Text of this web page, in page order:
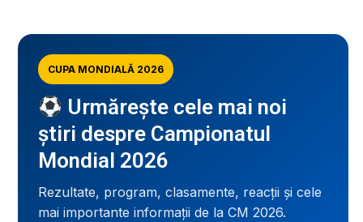
CUPA MONDIALĂ 2026
Urmărește cele mai noi
știri despre Campionatul
Mondial 2026
Rezultate, program, clasamente, reacții și cele
mai importante informații de la CM 2026.